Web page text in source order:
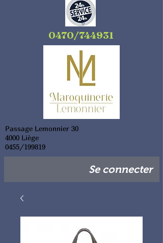
0470/744931
Passage Lemonnier 30
4000 Liège
0455/199819
Se connecter